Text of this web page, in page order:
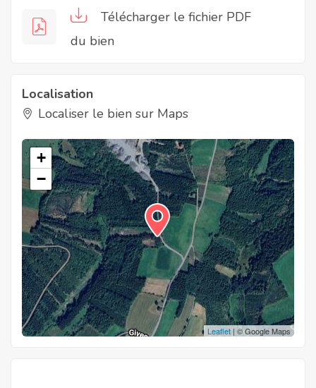
Télécharger le fichier PDF
du bien
Localisation
Localiser le bien sur Maps
+
−
Leaflet | © Google Maps